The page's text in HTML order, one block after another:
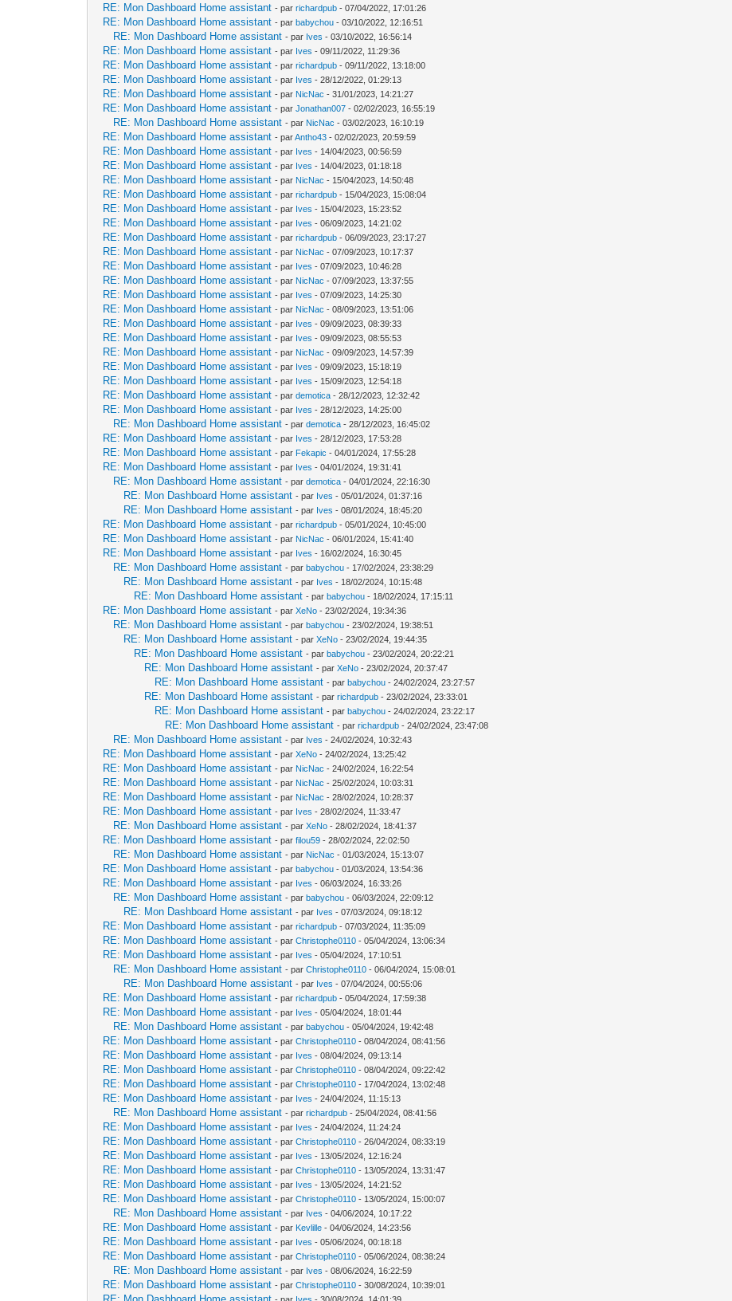
RE: Mon Dashboard Home assistant - parrichardpub - 07/04/2022, 17:01:26
RE: Mon Dashboard Home assistant - parbabychou - 03/10/2022, 12:16:51
RE: Mon Dashboard Home assistant - par Ives - 03/10/2022, 16:56:14
RE: Mon Dashboard Home assistant - par Ives - 09/11/2022, 11:29:36
RE: Mon Dashboard Home assistant - parrichardpub - 09/11/2022, 13:18:00
RE: Mon Dashboard Home assistant - par Ives - 28/12/2022, 01:29:13
RE: Mon Dashboard Home assistant - par NicNac - 31/01/2023, 14:21:27
RE: Mon Dashboard Home assistant - parJonathan007 - 02/02/2023, 16:55:19
RE: Mon Dashboard Home assistant - par NicNac - 03/02/2023, 16:10:19
RE: Mon Dashboard Home assistant - parAntho43 - 02/02/2023, 20:59:59
RE: Mon Dashboard Home assistant - par Ives - 14/04/2023, 00:56:59
RE: Mon Dashboard Home assistant - par Ives - 14/04/2023, 01:18:18
RE: Mon Dashboard Home assistant - par NicNac - 15/04/2023, 14:50:48
RE: Mon Dashboard Home assistant - parrichardpub - 15/04/2023, 15:08:04
RE: Mon Dashboard Home assistant - par Ives - 15/04/2023, 15:23:52
RE: Mon Dashboard Home assistant - par Ives - 06/09/2023, 14:21:02
RE: Mon Dashboard Home assistant - parrichardpub - 06/09/2023, 23:17:27
RE: Mon Dashboard Home assistant - par NicNac - 07/09/2023, 10:17:37
RE: Mon Dashboard Home assistant - par Ives - 07/09/2023, 10:46:28
RE: Mon Dashboard Home assistant - par NicNac - 07/09/2023, 13:37:55
RE: Mon Dashboard Home assistant - par Ives - 07/09/2023, 14:25:30
RE: Mon Dashboard Home assistant - par NicNac - 08/09/2023, 13:51:06
RE: Mon Dashboard Home assistant - par Ives - 09/09/2023, 08:39:33
RE: Mon Dashboard Home assistant - par Ives - 09/09/2023, 08:55:53
RE: Mon Dashboard Home assistant - par NicNac - 09/09/2023, 14:57:39
RE: Mon Dashboard Home assistant - par Ives - 09/09/2023, 15:18:19
RE: Mon Dashboard Home assistant - par Ives - 15/09/2023, 12:54:18
RE: Mon Dashboard Home assistant - pardemotica - 28/12/2023, 12:32:42
RE: Mon Dashboard Home assistant - par Ives - 28/12/2023, 14:25:00
RE: Mon Dashboard Home assistant - pardemotica - 28/12/2023, 16:45:02
RE: Mon Dashboard Home assistant - par Ives - 28/12/2023, 17:53:28
RE: Mon Dashboard Home assistant - par Fekapic - 04/01/2024, 17:55:28
RE: Mon Dashboard Home assistant - par Ives - 04/01/2024, 19:31:41
RE: Mon Dashboard Home assistant - pardemotica - 04/01/2024, 22:16:30
RE: Mon Dashboard Home assistant - par Ives - 05/01/2024, 01:37:16
RE: Mon Dashboard Home assistant - par Ives - 08/01/2024, 18:45:20
RE: Mon Dashboard Home assistant - parrichardpub - 05/01/2024, 10:45:00
RE: Mon Dashboard Home assistant - par NicNac - 06/01/2024, 15:41:40
RE: Mon Dashboard Home assistant - par Ives - 16/02/2024, 16:30:45
RE: Mon Dashboard Home assistant - parbabychou - 17/02/2024, 23:38:29
RE: Mon Dashboard Home assistant - par Ives - 18/02/2024, 10:15:48
RE: Mon Dashboard Home assistant - parbabychou - 18/02/2024, 17:15:11
RE: Mon Dashboard Home assistant - parXeNo - 23/02/2024, 19:34:36
RE: Mon Dashboard Home assistant - parbabychou - 23/02/2024, 19:38:51
RE: Mon Dashboard Home assistant - parXeNo - 23/02/2024, 19:44:35
RE: Mon Dashboard Home assistant - parbabychou - 23/02/2024, 20:22:21
RE: Mon Dashboard Home assistant - parXeNo - 23/02/2024, 20:37:47
RE: Mon Dashboard Home assistant - parbabychou - 24/02/2024, 23:27:57
RE: Mon Dashboard Home assistant - parrichardpub - 23/02/2024, 23:33:01
RE: Mon Dashboard Home assistant - parbabychou - 24/02/2024, 23:22:17
RE: Mon Dashboard Home assistant - parrichardpub - 24/02/2024, 23:47:08
RE: Mon Dashboard Home assistant - par Ives - 24/02/2024, 10:32:43
RE: Mon Dashboard Home assistant - parXeNo - 24/02/2024, 13:25:42
RE: Mon Dashboard Home assistant - par NicNac - 24/02/2024, 16:22:54
RE: Mon Dashboard Home assistant - par NicNac - 25/02/2024, 10:03:31
RE: Mon Dashboard Home assistant - par NicNac - 28/02/2024, 10:28:37
RE: Mon Dashboard Home assistant - par Ives - 28/02/2024, 11:33:47
RE: Mon Dashboard Home assistant - parXeNo - 28/02/2024, 18:41:37
RE: Mon Dashboard Home assistant - parfilou59 - 28/02/2024, 22:02:50
RE: Mon Dashboard Home assistant - par NicNac - 01/03/2024, 15:13:07
RE: Mon Dashboard Home assistant - parbabychou - 01/03/2024, 13:54:36
RE: Mon Dashboard Home assistant - par Ives - 06/03/2024, 16:33:26
RE: Mon Dashboard Home assistant - parbabychou - 06/03/2024, 22:09:12
RE: Mon Dashboard Home assistant - par Ives - 07/03/2024, 09:18:12
RE: Mon Dashboard Home assistant - parrichardpub - 07/03/2024, 11:35:09
RE: Mon Dashboard Home assistant - parChristophe0110 - 05/04/2024, 13:06:34
RE: Mon Dashboard Home assistant - par Ives - 05/04/2024, 17:10:51
RE: Mon Dashboard Home assistant - parChristophe0110 - 06/04/2024, 15:08:01
RE: Mon Dashboard Home assistant - par Ives - 07/04/2024, 00:55:06
RE: Mon Dashboard Home assistant - parrichardpub - 05/04/2024, 17:59:38
RE: Mon Dashboard Home assistant - par Ives - 05/04/2024, 18:01:44
RE: Mon Dashboard Home assistant - parbabychou - 05/04/2024, 19:42:48
RE: Mon Dashboard Home assistant - parChristophe0110 - 08/04/2024, 08:41:56
RE: Mon Dashboard Home assistant - par Ives - 08/04/2024, 09:13:14
RE: Mon Dashboard Home assistant - parChristophe0110 - 08/04/2024, 09:22:42
RE: Mon Dashboard Home assistant - parChristophe0110 - 17/04/2024, 13:02:48
RE: Mon Dashboard Home assistant - par Ives - 24/04/2024, 11:15:13
RE: Mon Dashboard Home assistant - parrichardpub - 25/04/2024, 08:41:56
RE: Mon Dashboard Home assistant - par Ives - 24/04/2024, 11:24:24
RE: Mon Dashboard Home assistant - parChristophe0110 - 26/04/2024, 08:33:19
RE: Mon Dashboard Home assistant - par Ives - 13/05/2024, 12:16:24
RE: Mon Dashboard Home assistant - parChristophe0110 - 13/05/2024, 13:31:47
RE: Mon Dashboard Home assistant - par Ives - 13/05/2024, 14:21:52
RE: Mon Dashboard Home assistant - parChristophe0110 - 13/05/2024, 15:00:07
RE: Mon Dashboard Home assistant - par Ives - 04/06/2024, 10:17:22
RE: Mon Dashboard Home assistant - par Kevlille - 04/06/2024, 14:23:56
RE: Mon Dashboard Home assistant - par Ives - 05/06/2024, 00:18:18
RE: Mon Dashboard Home assistant - parChristophe0110 - 05/06/2024, 08:38:24
RE: Mon Dashboard Home assistant - par Ives - 08/06/2024, 16:22:59
RE: Mon Dashboard Home assistant - parChristophe0110 - 30/08/2024, 10:39:01